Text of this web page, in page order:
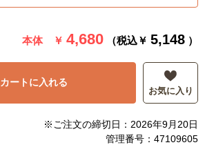
本体 ￥ 4,680 （税込￥ 5,148 ）
カートに入れる
お気に入り
※ご注文の締切日：2026年9月20日
管理番号：47109605